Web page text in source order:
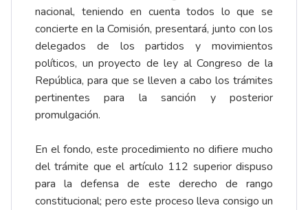
nacional, teniendo en cuenta todos lo que se
concierte en la Comisión, presentará, junto con los
delegados de los partidos y movimientos
políticos, un proyecto de ley al Congreso de la
República, para que se lleven a cabo los trámites
pertinentes para la sanción y posterior
promulgación.
En el fondo, este procedimiento no difiere mucho
del trámite que el artículo 112 superior dispuso
para la defensa de este derecho de rango
constitucional; pero este proceso lleva consigo un